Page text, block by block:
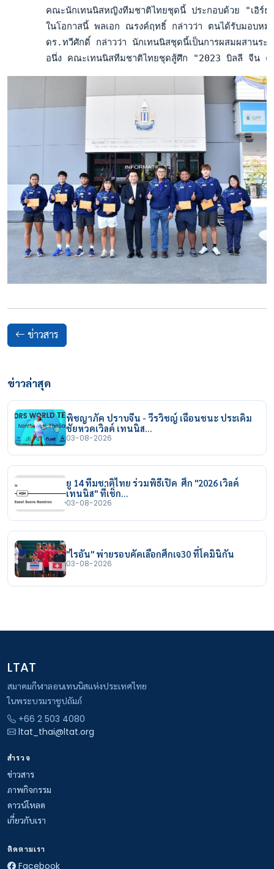
คณะนักเทนนิสหญิงทีมชาติไทยชุดนี้ ประกอบด้วย "เอิร์ธ
ในโอกาสนี้ พลเอก ณรงค์ฤทธิ์ กล่าวว่า ตนได้รับมอบห
ดร.ทวีศักดิ์ กล่าวว่า นักเทนนิสชุดนี้เป็นการผสมผสานร
อนึ่ง คณะเทนนิสทีมชาติไทยชุดสู้ศึก "2023 บิลลี จีน คิ
ข่าวสาร
ข่าวล่าสุด
พิชญาภัค ปราบจีน - วีรวิชญ์ เฉือนชนะ ประเดิม
ชัยหวดเวิลด์ เทนนิส…
03-08-2026
ยู 14 ทีมชาติไทย ร่วมพิธีเปิด ศึก "2026 เวิลด์
เทนนิส" ที่เช็ก…
03-08-2026
"ไรอัน" พ่ายรอบคัดเลือกศึกเจ30 ที่โดมินิกัน
03-08-2026
LTAT
สมาคมกีฬาลอนเทนนิสแห่งประเทศไทย
ในพระบรมราชูปถัมภ์
+66 2 503 4080
ltat_thai@ltat.org
สำรวจ
ข่าวสาร
ภาพกิจกรรม
ดาวน์โหลด
เกี่ยวกับเรา
ติดตามเรา
Facebook